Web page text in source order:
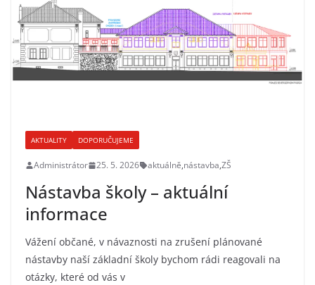
AKTUALITY DOPORUČUJEME
Administrátor 25. 5. 2026 aktuálně,nástavba,ZŠ
Nástavba školy – aktuální
informace
Vážení občané, v návaznosti na zrušení plánované
nástavby naší základní školy bychom rádi reagovali na
otázky, které od vás v